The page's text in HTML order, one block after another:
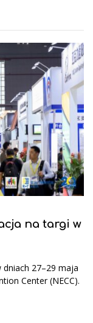
na targi w
27–29 maja
Center (NECC).